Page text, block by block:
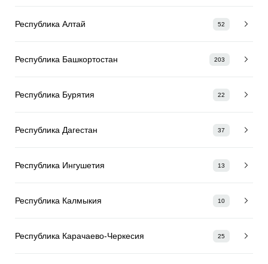
Республика Алтай 52
Республика Башкортостан 203
Республика Бурятия 22
Республика Дагестан 37
Республика Ингушетия 13
Республика Калмыкия 10
Республика Карачаево-Черкесия 25